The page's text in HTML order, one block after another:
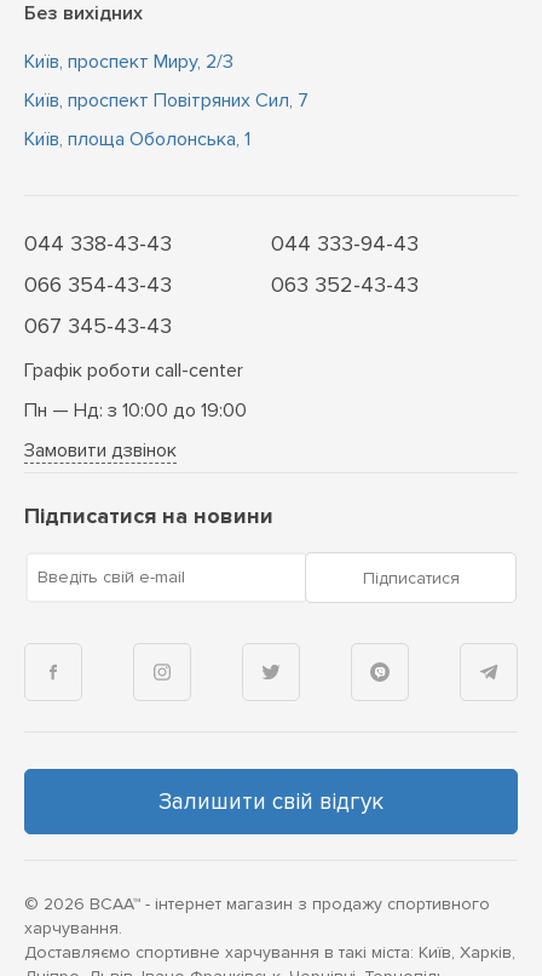
Без вихідних
Київ, проспект Миру, 2/3
Київ, проспект Повітряних Сил, 7
Київ, площа Оболонська, 1
044 338-43-43
044 333-94-43
066 354-43-43
063 352-43-43
067 345-43-43
Графік роботи call-center
Пн — Нд: з 10:00 до 19:00
Замовити дзвінок
Підписатися на новини
Введіть свій e-mail Підписатися
Залишити свій відгук
© 2026 BCAA™ - інтернет магазин з продажу спортивного
харчування.
Доставляємо спортивне харчування в такі міста: Київ, Харків,